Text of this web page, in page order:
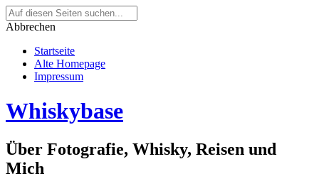
Suche
nach:
Abbrechen
Startseite
Alte Homepage
Impressum
Whiskybase
Über Fotografie, Whisky, Reisen und
Mich